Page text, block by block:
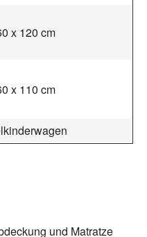
x 120 cm
x 110 cm
und Matratze